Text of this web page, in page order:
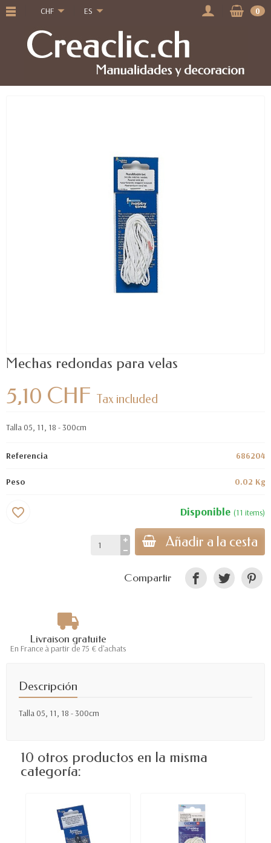
CHF ES 0
Mechas redondas para velas
5,10 CHF Tax included
Talla 05, 11, 18 - 300cm
Referencia 686204
Peso 0.02 Kg
Disponible (11 items)
Añadir a la cesta
favorite_border
Compartir
Livraison gratuite
En France à partir de 75 € d'achats
Descripción
Talla 05, 11, 18 - 300cm
10 otros productos en la misma
categoría: